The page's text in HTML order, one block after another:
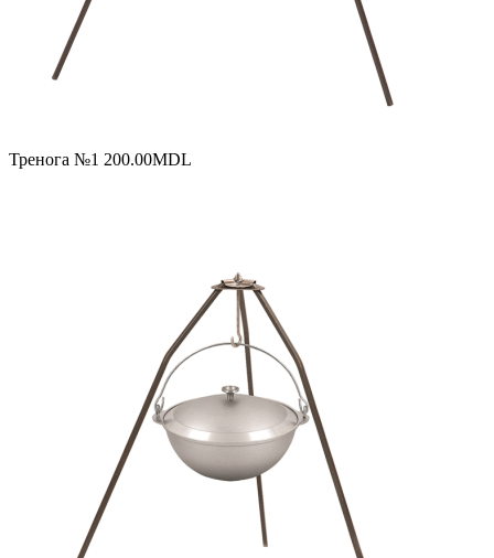
Тренога №1 200.00MDL